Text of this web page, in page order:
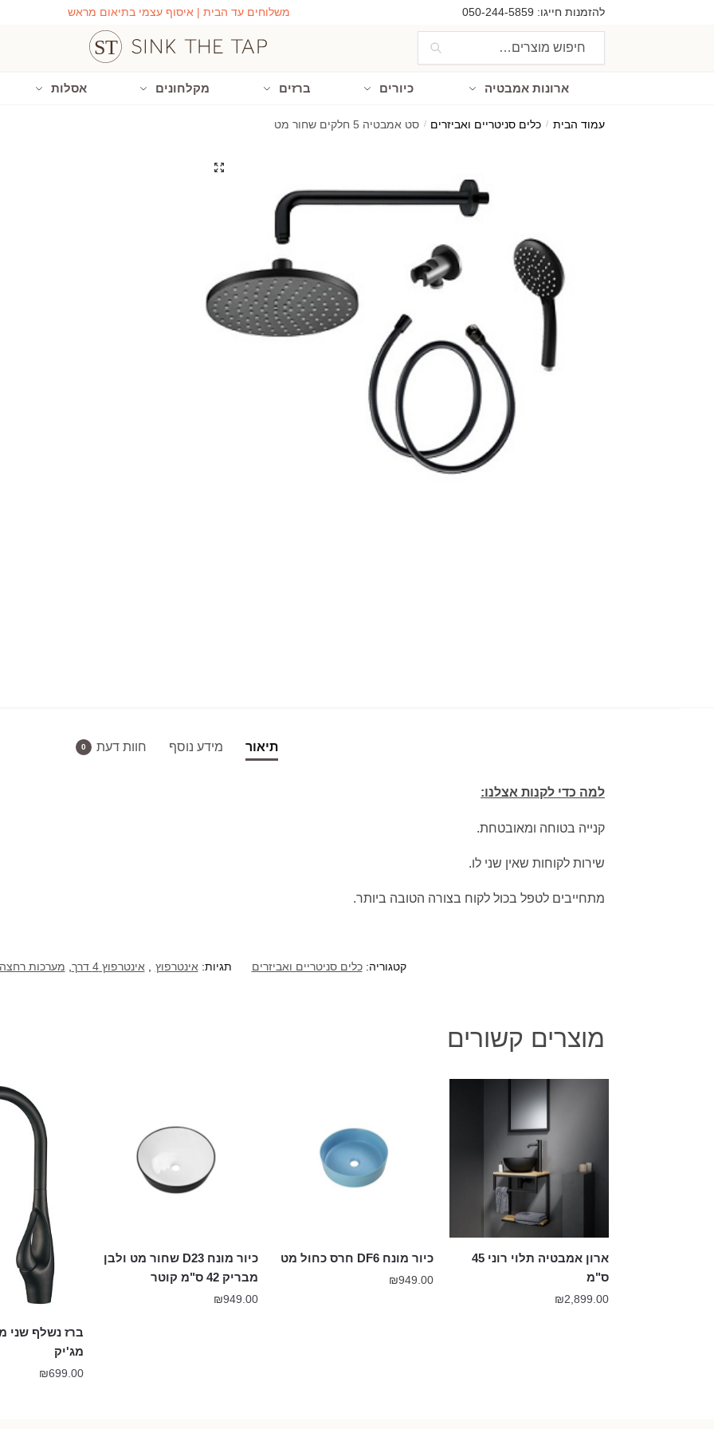
להזמנות חייגו: 050-244-5859 משלוחים עד הבית | איסוף עצמי בתיאום מראש
חיפוש
ארונות אמבטיה כיורים ברזים מקלחונים אסלות
עמוד הבית / כלים סניטריים ואביזרים / סט אמבטיה 5 חלקים שחור מט
תיאור מידע נוסף חוות דעת 0
למה כדי לקנות אצלנו:
קנייה בטוחה ומאובטחת.
שירות לקוחות שאין שני לו.
מתחייבים לטפל בכול לקוח בצורה הטובה ביותר.
קטגוריה:כלים סניטריים ואביזרים תגיות: אינטרפוץ אינטרפוץ 4 דרך מערכות
מוצרים קשורים
ארון אמבטיה תלוי רוני 45
ס"מ
₪2,899.00
כיור מונח DF6 חרס כחול מט
₪949.00
כיור מונח D23 שחור מט ולבן
מבריק 42 ס"מ קוטר
₪949.00
ברז נשלף שני
מג'יק
₪699.00